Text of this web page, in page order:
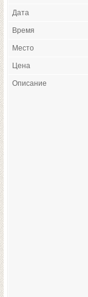
Дата
Время
Место
Цена
Описание